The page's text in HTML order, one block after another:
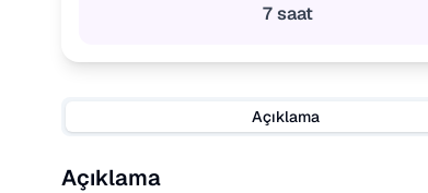
7 saat
Açıklama
Açıklama